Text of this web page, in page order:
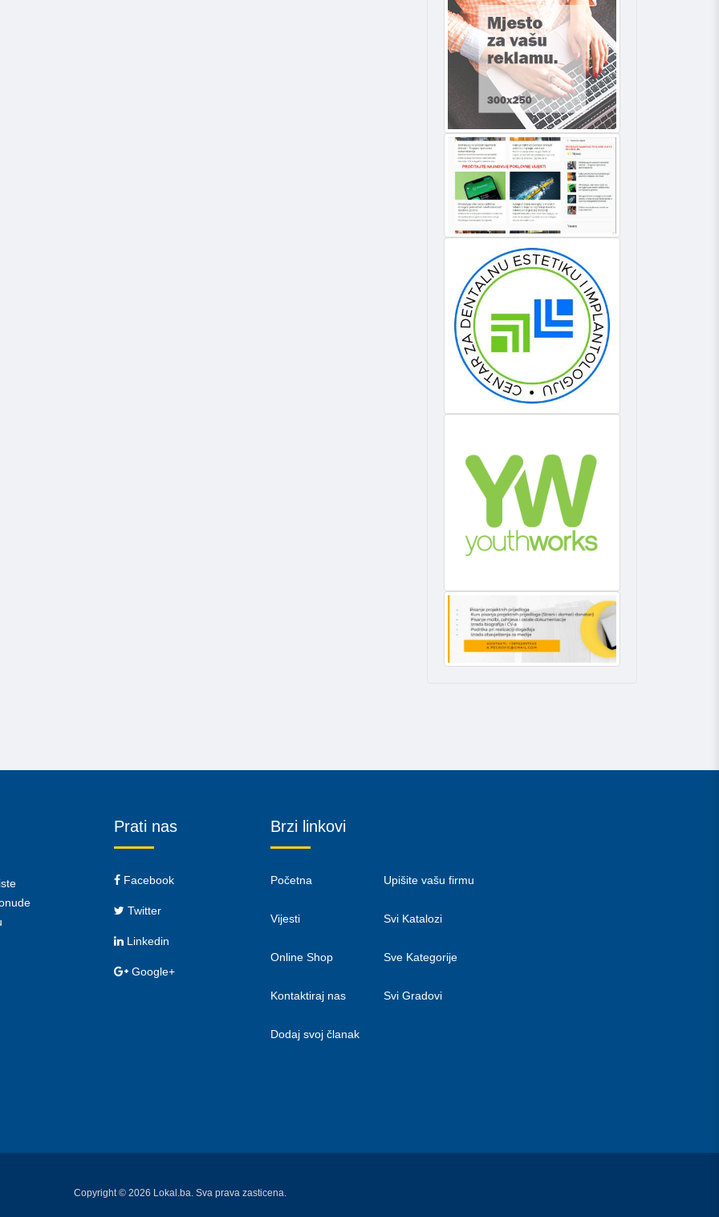
Prati nas
Facebook
Twitter
Linkedin
Google+
Brzi linkovi
Početna
Vijesti
Online Shop
Kontaktiraj nas
Dodaj svoj članak
Upišite vašu firmu
Svi Katalozi
Sve Kategorije
Svi Gradovi
Copyright © 2026 Lokal.ba. Sva prava zasticena.